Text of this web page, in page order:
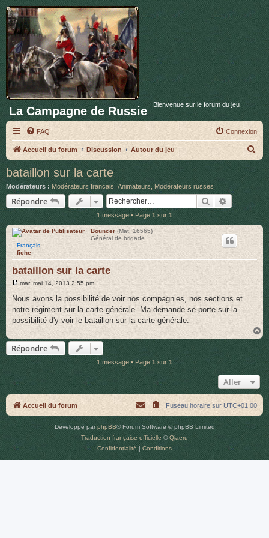
La Campagne de Russie Bienvenue sur le forum du jeu
FAQ Connexion
Accueil du forum Discussion Autour du jeu
e
c
c
e
r
bataillon sur la carte
Modérateurs : Modérateurs français, Animateurs ,Modérateurs russes
Répondre Rechercher
1 message • Page 1 sur 1
Bouncer(Mat. 16565)
Général de brigade
Français
fiche
bataillon sur la carte
M
s
a
g
mar. mai 14, 2013 2:55 pm
Nous avons la possibilité de voir nos compagnies, nos sections et
notre régiment sur la carte générale. Ma demande se porte sur la
possibilité d'y voir le bataillon sur la carte générale.
H
a
u
Répondre
1 message • Page1 sur1
Aller
Accueil du forum Fuseau horaire sur UTC+01:00
Développé parphpBB® Forum Software © phpBB Limited
Traduction française officielle ©Qiaeru
Confidentialité |Conditions